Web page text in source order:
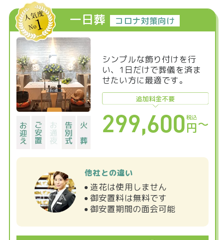
一日葬 コロナ対策向け
シンプルな飾り付けを行
い、1日だけで葬儀を済ま
せたい方に最適です。
追加料金不要
299,600 税込
円〜
他社との違い
造花は使用しません
御安置料は無料です
御安置期間の面会可能